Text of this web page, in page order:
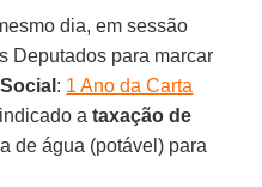
dia, em sessão
Deputados para marcar
: 1 Ano da Carta
ataxação de
de água (potável) para